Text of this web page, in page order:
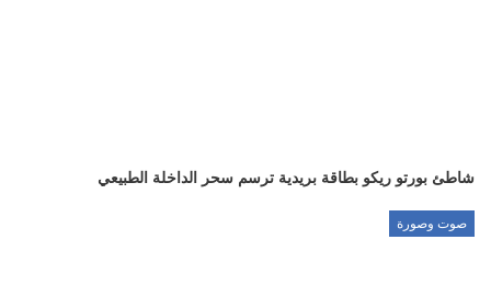
شاطئ بورتو ريكو بطاقة بريدية ترسم سحر الداخلة الطبيعي
صوت وصورة